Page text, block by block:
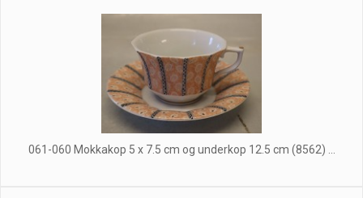
061-060 Mokkakop 5 x 7.5 cm og underkop 12.5 cm (8562) ...